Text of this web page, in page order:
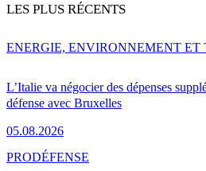
LES PLUS RÉCENTS
L’Italie va négocier des dépenses
défense avec Bruxelles
05.08.2026
ENERGIE, ENVIRONNEMENT ET
PRODÉFENSE